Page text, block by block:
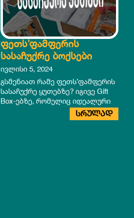
ფეთს’ფამფერის
სასაჩუქრე ბოქსები
ივლისი 5, 2024
გსმენიათ რამე ფეთს’ფამფერის
სასაჩუქრე ყუთებზე? იგივე Gift
Box-ებზე, რომელიც იდეალური
ᲡᲠᲣᲚᲐᲓ